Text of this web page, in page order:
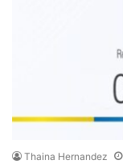
Thaina Hernandez